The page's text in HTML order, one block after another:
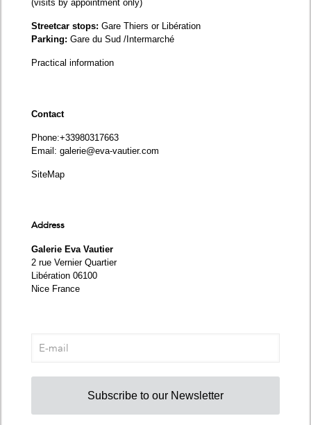
(visits by appointment only)
Streetcar stops: Gare Thiers or Libération
Parking: Gare du Sud /Intermarché
Practical information
Contact
Phone:+33980317663
Email: galerie@eva-vautier.com
SiteMap
Address
Galerie Eva Vautier
2 rue Vernier Quartier
Libération 06100
Nice France
Subscribe to our Newsletter